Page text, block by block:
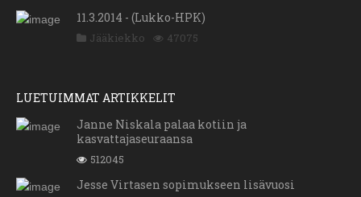
11.3.2014 - (Lukko-HPK)
Jääkiekko 47075
LUETUIMMAT ARTIKKELIT
Janne Niskala palaa kotiin ja
kasvattajaseuraansa
512045
Jesse Virtasen sopimukseen lisävuosi